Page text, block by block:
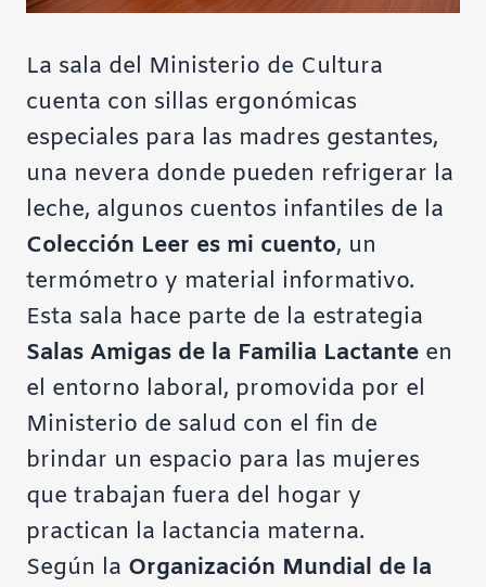
La sala del Ministerio de Cultura
cuenta con sillas ergonómicas
especiales para las madres gestantes,
una nevera donde pueden refrigerar la
leche, algunos cuentos infantiles de la
Colección Leer es mi cuento, un
termómetro y material informativo.
Esta sala hace parte de la estrategia
Salas Amigas de la Familia Lactante en
el entorno laboral, promovida por el
Ministerio de salud con el fin de
brindar un espacio para las mujeres
que trabajan fuera del hogar y
practican la lactancia materna.
Según la Organización Mundial de la